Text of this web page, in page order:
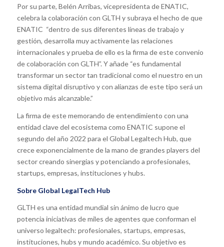
Por su parte, Belén Arribas, vicepresidenta de ENATIC,
celebra la colaboración con GLTH y subraya el hecho de que
ENATIC “dentro de sus diferentes líneas de trabajo y
gestión, desarrolla muy activamente las relaciones
internacionales y prueba de ello es la firma de este convenio
de colaboración con GLTH”. Y añade “es fundamental
transformar un sector tan tradicional como el nuestro en un
sistema digital disruptivo y con alianzas de este tipo será un
objetivo más alcanzable.”
La firma de este memorando de entendimiento con una
entidad clave del ecosistema como ENATIC supone el
segundo del año 2022 para el Global Legaltech Hub, que
crece exponencialmente de la mano de grandes players del
sector creando sinergias y potenciando a profesionales,
startups, empresas, instituciones y hubs.
Sobre Global LegalTech Hub
GLTH es una entidad mundial sin ánimo de lucro que
potencia iniciativas de miles de agentes que conforman el
universo legaltech: profesionales, startups, empresas,
instituciones, hubs y mundo académico. Su objetivo es